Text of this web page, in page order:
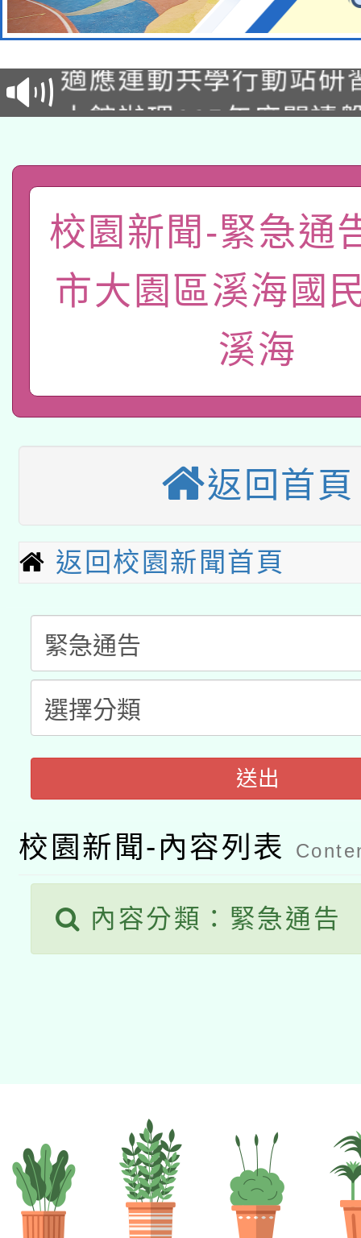
本校115學年度第2次
招甄選結果公告(無人
招)
適應運動共學行動站研
本館辦理115年度閱讀
礎課程
A3數位素養講師名單
「數位內容與教學軟體
pilot」
有關大陸委員會函釋公
薪期間赴陸應申請許可
轉知經濟部水利署委託
業技術研究院辦理「
用水績優單位及節水達
動」
115年8月22日(星期六
桃園市孔廟祈福系列
開 智慧啟航」
2026年桃園地景藝術
招甄選結果公告(無人
招)
適應運動共學行動站研
暨閱讀推動專業研習
科技賦能─人工智慧
「數位內容與教學軟體
pilot」
有關大陸委員會函釋公
薪期間赴陸應申請許可
轉知經濟部水利署委託
業技術研究院辦理「
用水績優單位及節水達
動」
115年8月22日(星期六
桃園市孔廟祈福系列
開 智慧啟航」
2026年桃園地景藝術
校園新聞-緊急通
市大園區溪海國
溪海
返回首頁
返回校園新聞首頁
送出
校園新聞-內容列表
內容分類：緊急通告